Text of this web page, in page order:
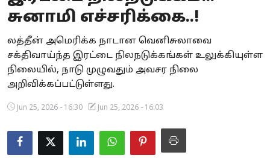
Business
Crime
Tamilnadu
Astrology
சுனாமி எச்சரிக்கை..!
லத்தீன் அமெரிக்க நாடான வெனிசுலாவை
சக்திவாய்ந்த இரட்டை நிலநடுக்கங்கள் உலுக்கியுள்ள
நிலையில், நாடு முழுவதும் அவசர நிலை
அறிவிக்கப்பட்டுள்ளது.
Jun 25, 2026 - 16:30 Jun 25, 2026 - 16:03